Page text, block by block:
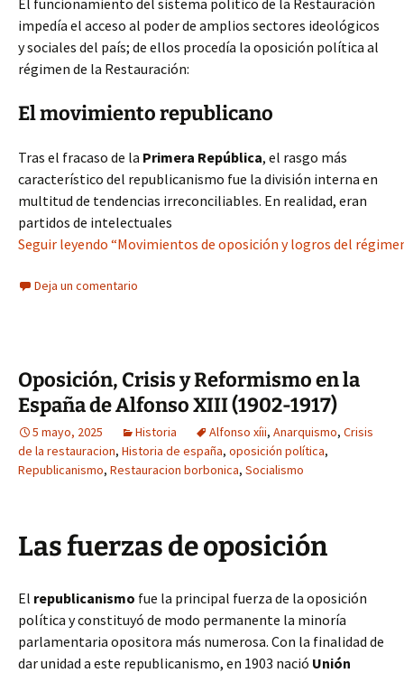
El funcionamiento del sistema político de la Restauración
impedía el acceso al poder de amplios sectores ideológicos
y sociales del país; de ellos procedía la oposición política al
régimen de la Restauración:
El movimiento republicano
Tras el fracaso de la Primera República, el rasgo más
característico del republicanismo fue la división interna en
multitud de tendencias irreconciliables. En realidad, eran
partidos de intelectuales
Seguir leyendo “Movimientos de oposición y logros del
Deja un comentario
Oposición, Crisis y Reformismo en la
España de Alfonso XIII (1902-1917)
5 mayo, 2025 Historia Alfonso xíii, Anarquismo, Crisis
de la restauracion, Historia de españa, oposición política,
Republicanismo, Restauracion borbonica, Socialismo
Las fuerzas de oposición
El republicanismo fue la principal fuerza de la oposición
política y constituyó de modo permanente la minoría
parlamentaria opositora más numerosa. Con la finalidad de
dar unidad a este republicanismo, en 1903 nació Unión